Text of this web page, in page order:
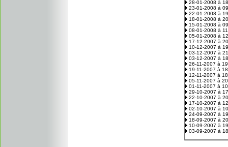
28-01-2008 à
23-01-2008 à
22-01-2008 à
18-01-2008 à
15-01-2008 à
08-01-2008 à
05-01-2008 à
17-12-2007 à
10-12-2007 à
03-12-2007 à
03-12-2007 à
26-11-2007 à
19-11-2007 à
12-11-2007 à
05-11-2007 à
01-11-2007 à
29-10-2007 à
22-10-2007 à
17-10-2007 à
02-10-2007 à
24-09-2007 à
18-09-2007 à
10-09-2007 à
03-09-2007 à